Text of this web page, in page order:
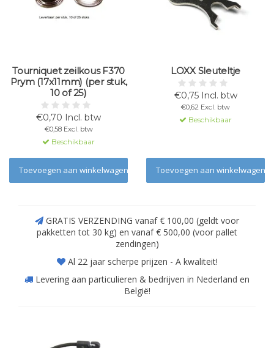
Tourniquet zeilkous F370
Prym (17x11mm) (per stuk,
10 of 25)
€0,70 Incl. btw
€0,58 Excl. btw
Beschikbaar
Toevoegen aan winkelwagen
LOXX Sleuteltje
€0,75 Incl. btw
€0,62 Excl. btw
Beschikbaar
Toevoegen aan winkelwagen
GRATIS VERZENDING vanaf € 100,00 (geldt voor
pakketten tot 30 kg) en vanaf € 500,00 (voor pallet
zendingen)
Al 22 jaar scherpe prijzen - A kwaliteit!
Levering aan particulieren & bedrijven in Nederland en
België!